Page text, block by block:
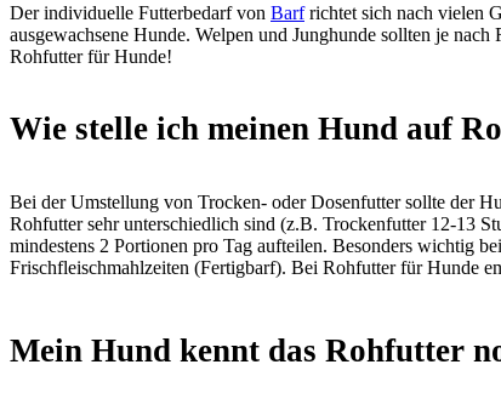
Der individuelle Futterbedarf von Barfrichtet sich nach vielen
ausgewachsene Hunde. Welpen und Junghunde sollten je
Rohfutter für Hunde!
Wie stelle ich meinen Hund auf
Bei der Umstellung von Trocken- oder Dosenfutter sollte der
Rohfutter sehr unterschiedlich sind (z.B. Trockenfutter 12-13
mindestens 2 Portionen pro Tag aufteilen. Besonders wichtig
Frischfleischmahlzeiten (Fertigbarf). Bei Rohfutter für Hunde
Mein Hund kennt das Rohfutter